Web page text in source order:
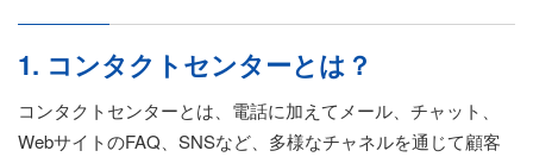
1. コンタクトセンターとは？
コンタクトセンターとは、電話に加えてメール、チャット、
WebサイトのFAQ、SNSなど、多様なチャネルを通じて顧客